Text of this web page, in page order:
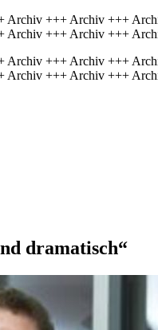
+++ Archiv +++
Archiv +++ Archiv +++
+++ Archiv +++
Archiv +++ Archiv +++
dramatisch“